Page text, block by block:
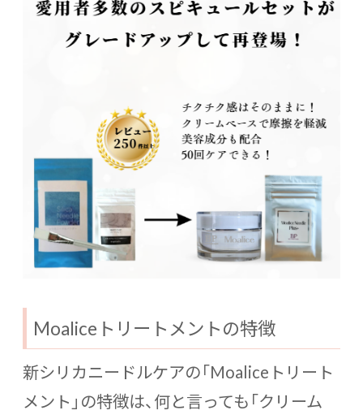
Moaliceトリートメントの特徴
新シリカニードルケアの「Moaliceトリート
メント」の特徴は、何と言っても「クリーム